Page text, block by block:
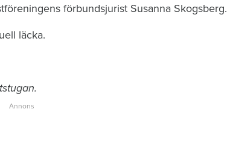
förbundsjurist Susanna Skogsberg.
läcka.